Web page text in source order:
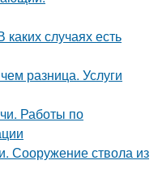
случаях есть
разница. Услуги
Работы по
Сооружение ствола из